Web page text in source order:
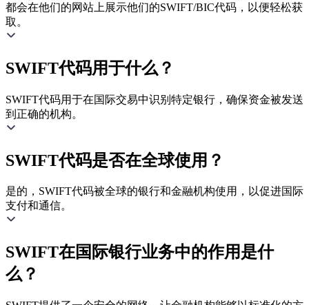
都会在他们的网站上展示他们的SWIFT/BIC代码，以便轻松获
取。
SWIFT代码用于什么？
SWIFT代码用于在国际交易中识别特定银行，确保资金被发送
到正确的机构。
SWIFT代码是否在全球使用？
是的，SWIFT代码被全球的银行和金融机构使用，以促进国际
支付和通信。
SWIFT在国际银行业务中的作用是什
么？